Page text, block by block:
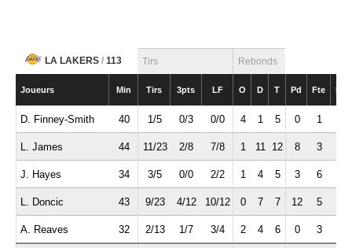
LA LAKERS / 113 Tirs Rebonds
Joueurs Min Tirs 3pts LF O D T Pd Fte
D. Finney-Smith 40 1/5 0/3 0/0 4 1 5 0 1
L. James 44 11/23 2/8 7/8 1 11 12 8 3
J. Hayes 34 3/5 0/0 2/2 1 4 5 3 6
L. Doncic 43 9/23 4/12 10/12 0 7 7 12 5
A. Reaves 32 2/13 1/7 3/4 2 4 6 0 3